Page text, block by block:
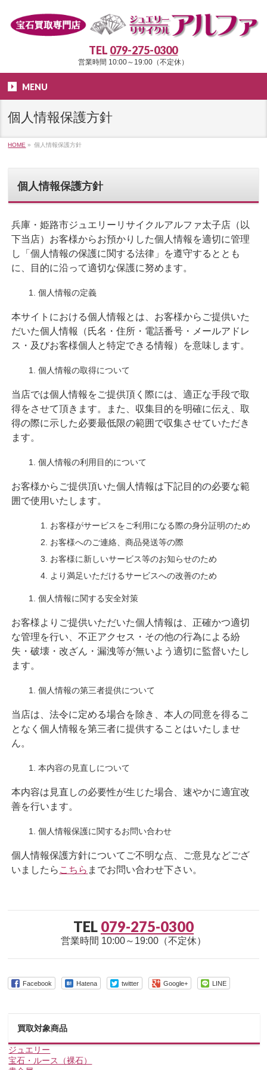
TEL 079-275-0300
営業時間 10:00～19:00（不定休）
MENU
個人情報保護方針
HOME » 個人情報保護方針
個人情報保護方針
兵庫・姫路市ジュエリーリサイクルアルファ太子店（以
下当店）お客様からお預かりした個人情報を適切に管理
し「個人情報の保護に関する法律」を遵守するととも
に、目的に沿って適切な保護に努めます。
個人情報の定義
本サイトにおける個人情報とは、お客様からご提供いた
だいた個人情報（氏名・住所・電話番号・メールアドレ
ス・及びお客様個人と特定できる情報）を意味します。
個人情報の取得について
当店では個人情報をご提供頂く際には、適正な手段で取
得をさせて頂きます。また、収集目的を明確に伝え、取
得の際に示した必要最低限の範囲で収集させていただき
ます。
個人情報の利用目的について
お客様からご提供頂いた個人情報は下記目的の必要な範
囲で使用いたします。
お客様がサービスをご利用になる際の身分証明のため
お客様へのご連絡、商品発送等の際
お客様に新しいサービス等のお知らせのため
より満足いただけるサービスへの改善のため
個人情報に関する安全対策
お客様よりご提供いただいた個人情報は、正確かつ適切
な管理を行い、不正アクセス・その他の行為による紛
失・破壊・改ざん・漏洩等が無いよう適切に監督いたし
ます。
個人情報の第三者提供について
当店は、法令に定める場合を除き、本人の同意を得るこ
となく個人情報を第三者に提供することはいたしませ
ん。
本内容の見直しについて
本内容は見直しの必要性が生じた場合、速やかに適宜改
善を行います。
個人情報保護に関するお問い合わせ
個人情報保護方針についてご不明な点、ご意見などござ
いましたら こちら までお問い合わせ下さい。
TEL 079-275-0300
営業時間 10:00～19:00（不定休）
Facebook Hatena twitter Google+ LINE
買取対象商品
ジュエリー
宝石・ルース（裸石）